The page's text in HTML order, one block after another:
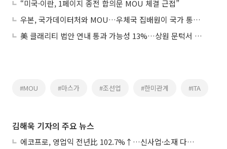
“미국·이란, 1페이지 종전 합의문 MOU 체결 근접”
우본, 국가데이터처와 MOU…우체국 집배원이 국가 통계조사 참여
美 클래리티 법안 연내 통과 가능성 13%…상원 문턱서 제동
#MOU #마스가 #조선업 #한미관계 #ITA
김해욱 기자의 주요 뉴스
에코프로, 영업익 전년比 102.7%↑…신사업·소재 다각화 박차